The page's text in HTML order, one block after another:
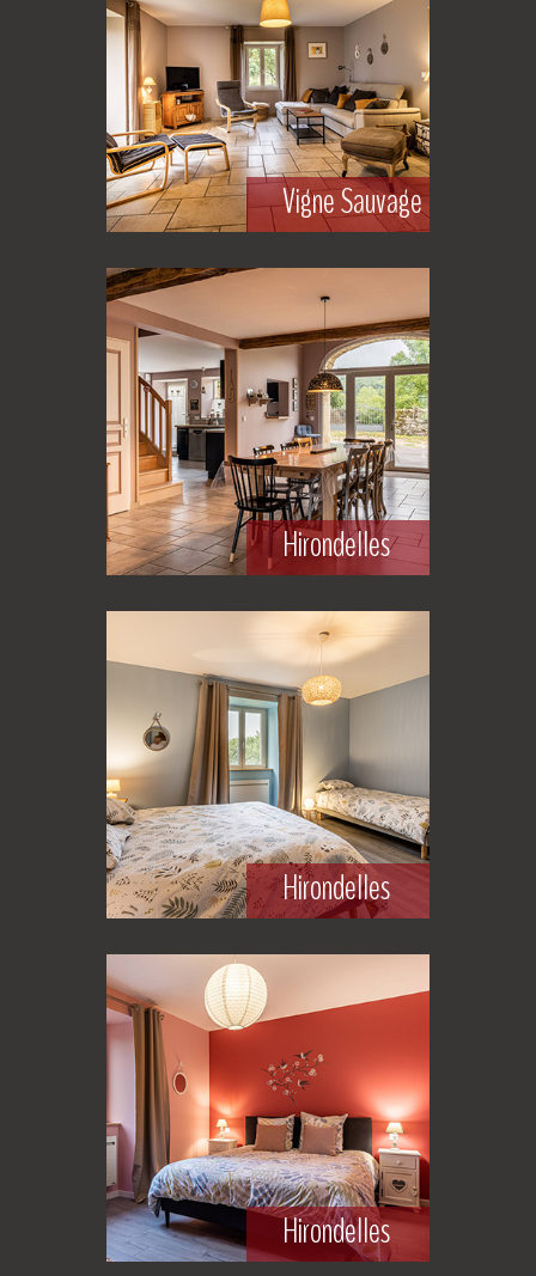
Vigne Sauvage
Hirondelles
Hirondelles
Hirondelles